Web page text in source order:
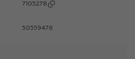
7105278
50559476